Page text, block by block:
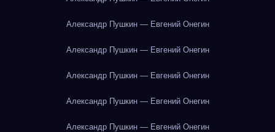
Александр Пушкин — Евгений Онегин
Александр Пушкин — Евгений Онегин
Александр Пушкин — Евгений Онегин
Александр Пушкин — Евгений Онегин
Александр Пушкин — Евгений Онегин